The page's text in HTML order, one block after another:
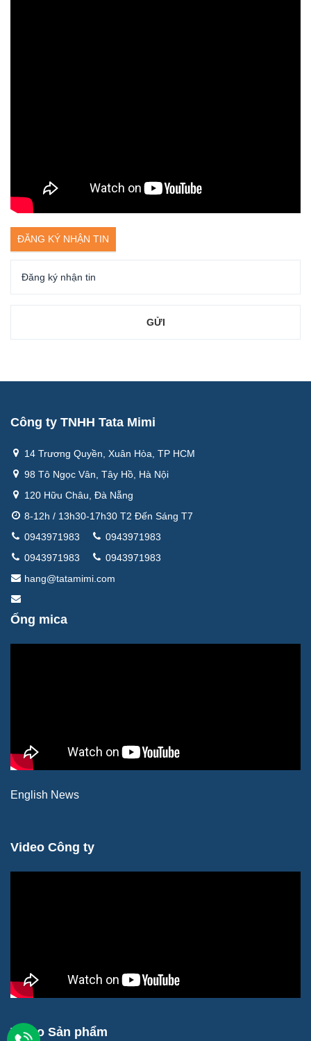
ĐĂNG KÝ NHẬN TIN
Công ty TNHH Tata Mimi
14 Trương Quyền, Xuân Hòa, TP HCM
98 Tô Ngọc Vân, Tây Hồ, Hà Nội
120 Hữu Châu, Đà Nẵng
8-12h / 13h30-17h30 T2 Đến Sáng T7
0943971983
0943971983
0943971983
0943971983
hang@tatamimi.com
Ống mica
English News
Video Công ty
Video Sản phẩm